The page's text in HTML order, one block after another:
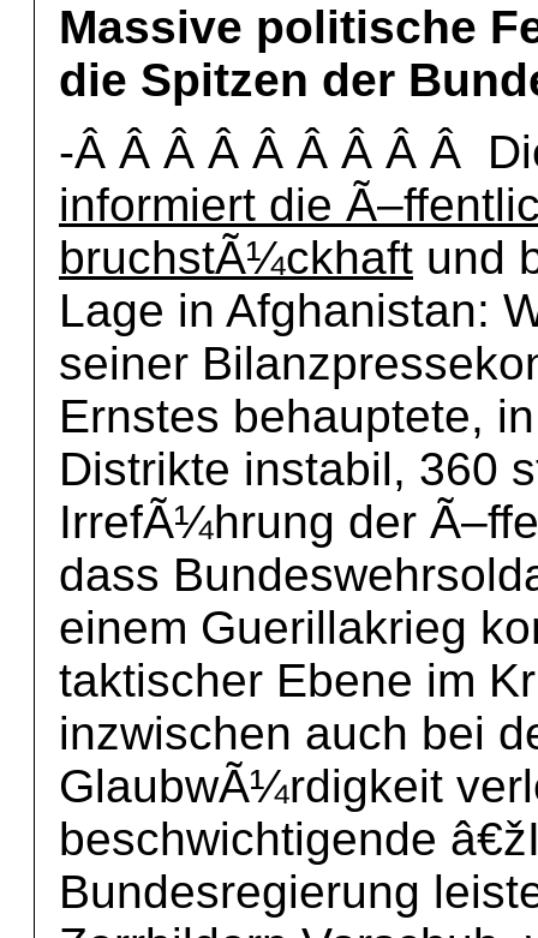
Massive politische
die Spitzen der
-Â Â Â Â Â Â Â Â Â
informiert die
bruchstÃ¼ckhaft und
Lage in Afghanistan:
seiner
Ernstes behauptete,
Distrikte instabil, 360
IrrefÃ¼hrung der
dass
einem Guerillakrieg
taktischer Ebene im
inzwischen auch bei
GlaubwÃ¼rdigkeit
beschwichtigende
Bundesregierung